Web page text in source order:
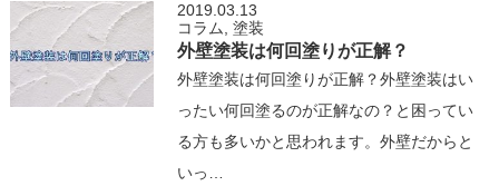
2019.03.13
コラム
,塗装
外壁塗装は何回塗りが正解？
外壁塗装は何回塗りが正解？外壁塗装はい
ったい何回塗るのが正解なの？と困ってい
る方も多いかと思われます。外壁だからと
いっ…